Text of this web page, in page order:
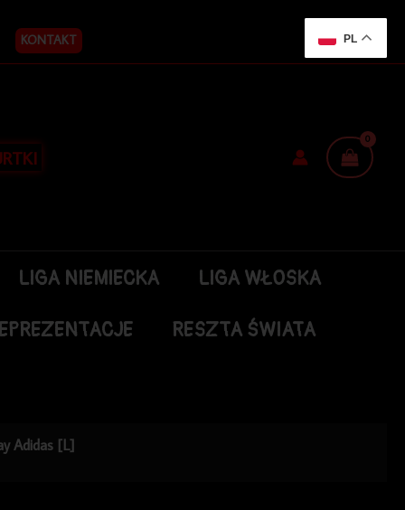
KONTAKT
LIGA NIEMIECKA LIGA WŁOSKA
RESZTA ŚWIATA
Adidas [L]
PL